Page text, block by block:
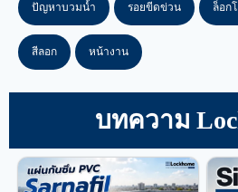
ปัญหาบวมน้ำ รอยขีดข่วน ล็อก
สีลอก หน้างาน
บทความ